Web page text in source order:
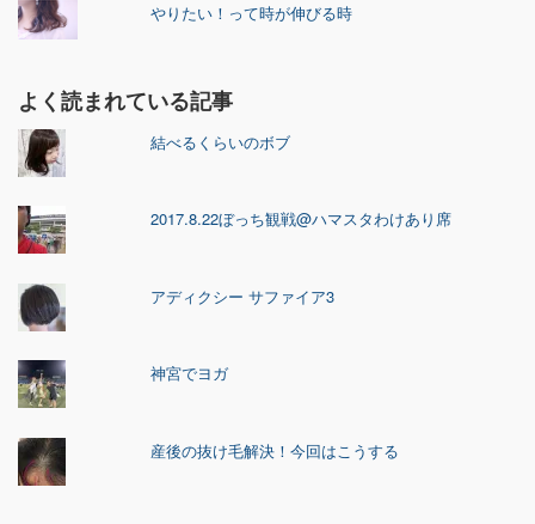
やりたい！って時が伸びる時
よく読まれている記事
結べるくらいのボブ
2017.8.22ぼっち観戦@ハマスタわけあり席
アディクシー サファイア3
神宮でヨガ
産後の抜け毛解決！今回はこうする